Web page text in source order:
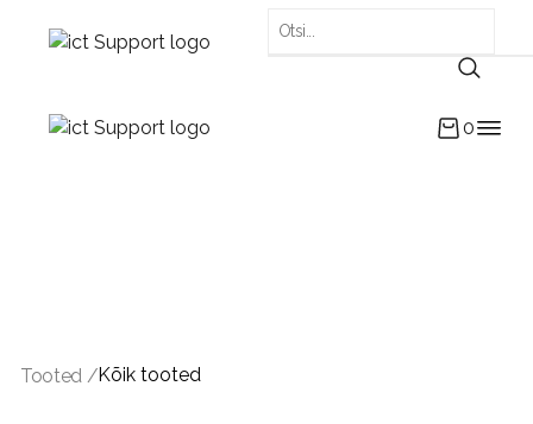
0
Tooted /Kõik tooted